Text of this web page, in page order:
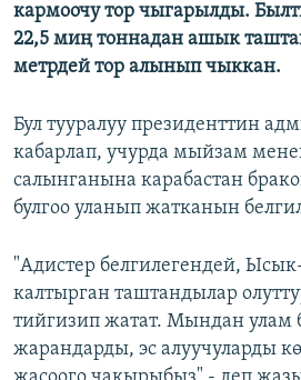
кармоочу тор чыгарылды.
22,5 миң тоннадан ашык
метрдей тор алынып чыккан.
Бул тууралуу президенттин
кабарлап, учурда мыйзам
салынганына карабастан
булгоо уланып жатканын
"Адистер белгилегендей,
калтырган таштандылар
тийгизип жатат. Мындан улам
жарандарды, эс алуучуларды